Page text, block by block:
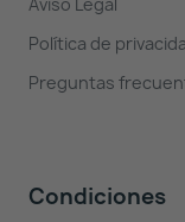
Política de
Preguntas
Condiciones